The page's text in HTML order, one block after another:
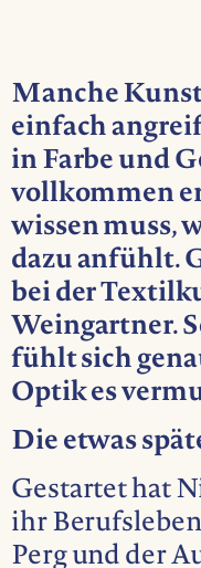
Manche
einfach
in Farbe und
vollkommen
wissen muss,
dazu anfühlt.
bei der
Weingartner.
fühlt sich
Optik es
Die etwas
Gestartet hat
ihr
Perg und der